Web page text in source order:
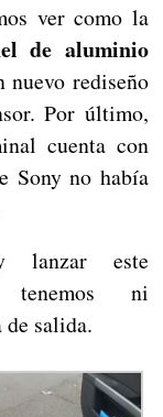
ver como la
de aluminio
nuevo rediseño
Por último,
cuenta con
Sony no había
lanzar este
ni
salida.